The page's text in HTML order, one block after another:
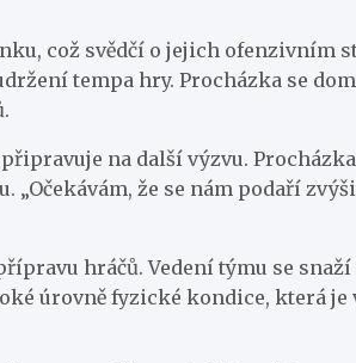
což svědčí o jejich ofenzivním
tempa hry. Procházka se
na další výzvu.
že se nám podaří
hráčů. Vedení týmu se
úrovně fyzické kondice, která